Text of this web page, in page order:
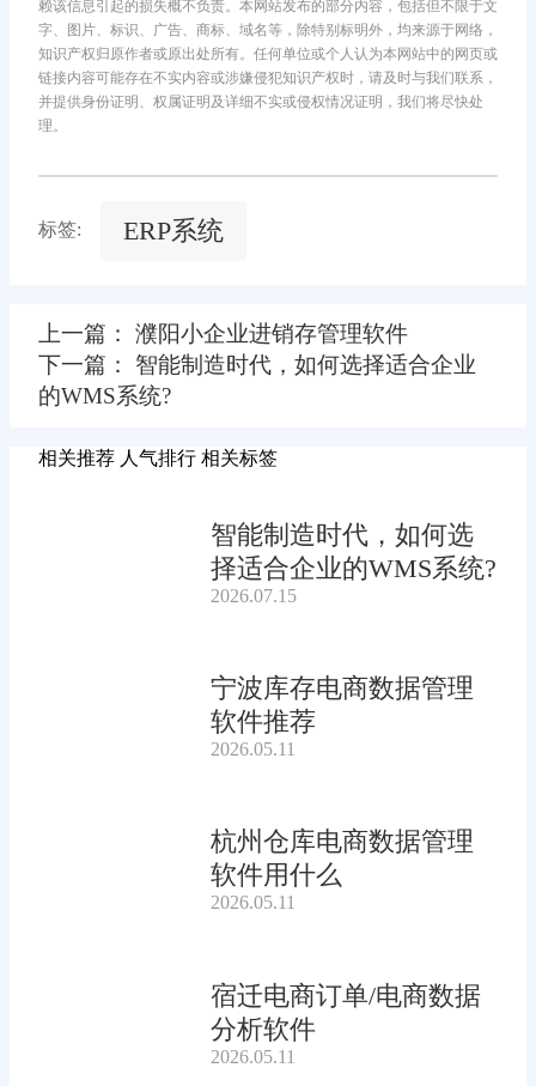
赖该信息引起的损失概不负责。本网站发布的部分内容，包括但不限于文
字、图片、标识、广告、商标、域名等，除特别标明外，均来源于网络，
知识产权归原作者或原出处所有。任何单位或个人认为本网站中的网页或
链接内容可能存在不实内容或涉嫌侵犯知识产权时，请及时与我们联系，
并提供身份证明、权属证明及详细不实或侵权情况证明，我们将尽快处
理。
标签: ERP系统
上一篇： 濮阳小企业进销存管理软件
下一篇： 智能制造时代，如何选择适合企业
的WMS系统?
相关推荐 人气排行 相关标签
智能制造时代，如何选
择适合企业的WMS系统?
2026.07.15
宁波库存电商数据管理
软件推荐
2026.05.11
杭州仓库电商数据管理
软件用什么
2026.05.11
宿迁电商订单/电商数据
分析软件
2026.05.11